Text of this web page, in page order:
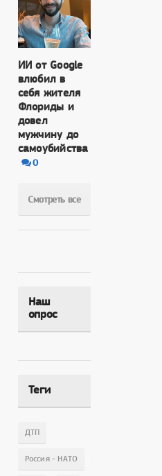
ИИ от Google
влюбил в
себя жителя
Флориды и
довел
мужчину до
самоубийства
0
Смотреть все
Наш
опрос
Теги
ДТП
Россия - НАТО